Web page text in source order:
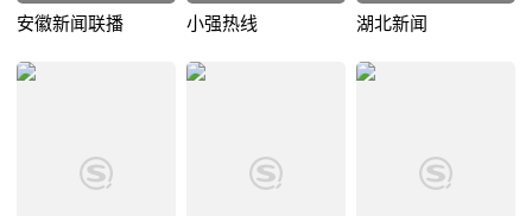
安徽新闻联播 小强热线 湖北新闻